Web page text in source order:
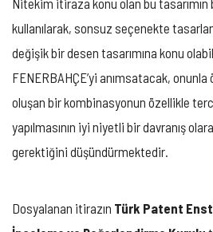
kullanılarak, sonsuz seçenekte
değişik bir desen tasarımına konu
FENERBAHÇE’yi anımsatacak,
oluşan bir kombinasyonun özellikle
yapılmasının iyi niyetli bir davranış
gerektiğini düşündürmektedir.
Dosyalanan itirazın Türk Patent